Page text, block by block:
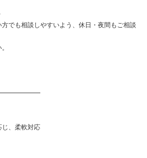
でも相談しやすいよう、休日・夜間もご相談
、柔軟対応